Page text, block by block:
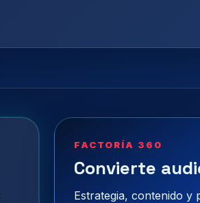
FACTORÍA 360
Convierte
Estrategia, contenido y